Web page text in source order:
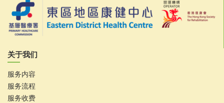
关于我们
服务内容
服务流程
服务收费